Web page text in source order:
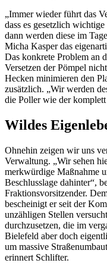
„Immer wieder führt das
dass es gesetzlich
dann werden diese im
Micha Kasper das
Das konkrete Problem an
Versetzen der Pömpel
Hecken minimieren den
zusätzlich. „Wir werden
die Poller wie der komplett
Wildes
Ohnehin zeigen wir uns
Verwaltung. „Wir sehen
merkwürdige Maßnahme
Beschlusslage dahinter“,
Fraktionsvorsitzender.
bescheinigt er seit der
unzähligen Stellen
durchzusetzen, die im
Bielefeld aber doch
um massive
erinnert Schlifter.